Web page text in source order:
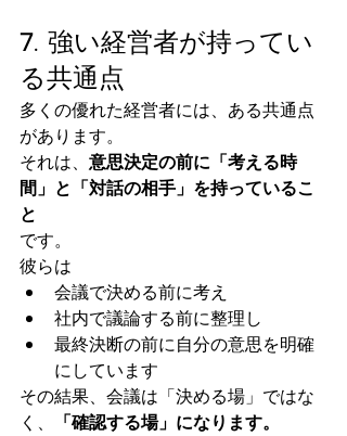
7. 強い経営者が持ってい
る共通点
多くの優れた経営者には、ある共通点
があります。
それは、 意思決定の前に「考える時
間」と「対話の相手」を持っているこ
と
です。
彼らは
会議で決める前に考え
社内で議論する前に整理し
最終決断の前に自分の意思を明確
にしています
その結果、会議は「決める場」ではな
く、
「確認する場」になります。